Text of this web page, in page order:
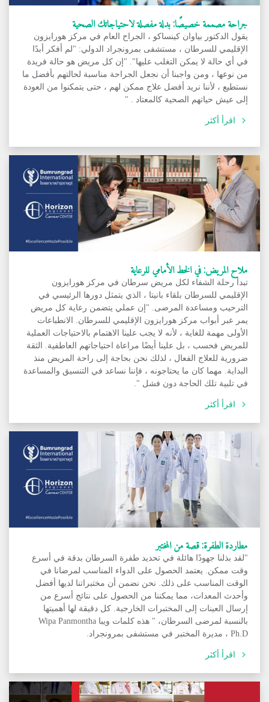
جراحة مصممة خصيصًا: بدلة مفصلة لاحتياجاتك الصحية
يقول الدكتور بياوان كينساكو ، الجراح العام في مركز هورايزون
الإقليمي للسرطان ، مستشفى بمرونجراد الدولي: "لم أفكر أبدًا
في أي حالة لا يمكن التغلب عليها". "إن كل مريض هو حالة فريدة
من نوعها ، ومن واجبنا أن نجعل الجراحة مناسبة لحالتهم بأفضل ما
نستطيع ، لأننا نريد أفضل علاج ممكن لهم ، حتى يتمكنوا من العودة
إلى عيش حياتهم الصحية كالمعتاد . "
اقرأ أكثر
ملاح المريض: في الخط الأمامي للرعاية
تبدأ رحلة الشفاء لكل مريض سرطان في مركز هورايزون
الإقليمي للسرطان بلقاء بانيتا ، الذي يتمثل دورها الرئيسي في
الترحيب ومساعدة المرضى. "إن عملي يتضمن رعاية كل مريض
يمر عبر أبواب مركز هورايزون الإقليمي للسرطان. الانطباعات
الأولى مهمة للغاية ، لأنه لا يجب علينا الاهتمام بالاحتياجات العملية
للمريض فحسب ، بل علينا أيضًا مراعاة احتياجاتهم العاطفية. الثقة
ضرورية للعلاج الفعال ، لذلك نحن بحاجة إلى راحة المريض منذ
البداية. مهما كان ما يحتاجونه ، فإننا نساعد في التنسيق والمساعدة
في تلبية تلك الحاجة دون فشل ".
اقرأ أكثر
مطاردة الطفرة: قصة من المختبر
"لقد بذلنا جهودًا هائلة في تحديد طفرة السرطان بدقة في أسرع
وقت ممكن. يعتمد الحصول على الدواء المناسب لمرضانا في
الوقت المناسب على ذلك. نحن نضمن أن مختبراتنا لديها أفضل
وأحدث المعدات، مما يمكننا من الحصول على نتائج أسرع من
إرسال العينات إلى المختبرات الخارجية. كل دقيقة لها أهميتها
بالنسبة لمرضى السرطان، " هذه كلمات ويبا Wipa Panmontha
Ph.D ، مديرة المختبر في مستشفى بمرونجراد.
اقرأ أكثر